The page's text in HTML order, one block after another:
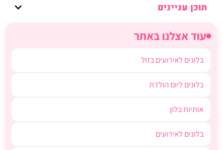
תוכן עניינים
עוד אצלנו באתר
בלונים לאירועים בזול
בלונים ליום הולדת
אותיות בלון
בלונים לאירועים